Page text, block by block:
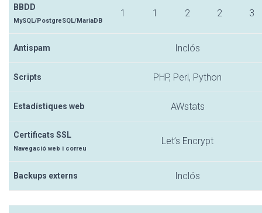
BBDD
MySQL/PostgreSQL/MariaDB
1 1 2 2 3
Antispam Inclós
Scripts PHP, Perl, Python
Estadístiques web AWstats
Certificats SSL
Navegació web i correu
Let’s Encrypt
Backups externs Inclós